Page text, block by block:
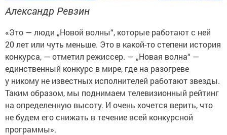
Александр Ревзин
«Это — люди „Новой волны“, которые работают с ней
20 лет или чуть меньше. Это в какой-то степени история
конкурса, — отметил режиссер. — „Новая волна“ —
единственный конкурс в мире, где на разогреве
у никому не известных исполнителей работают звезды.
Таким образом, мы поднимаем телевизионный рейтинг
на определенную высоту. И очень хочется верить, что
не будем его снижать в течение всей конкурсной
программы».